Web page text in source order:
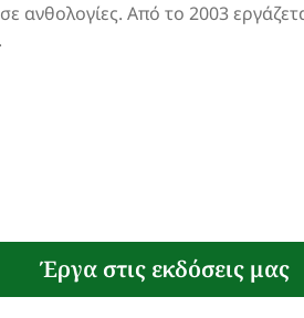
ανθολογίες. Από το 2003
Έργα στις εκδόσεις μας